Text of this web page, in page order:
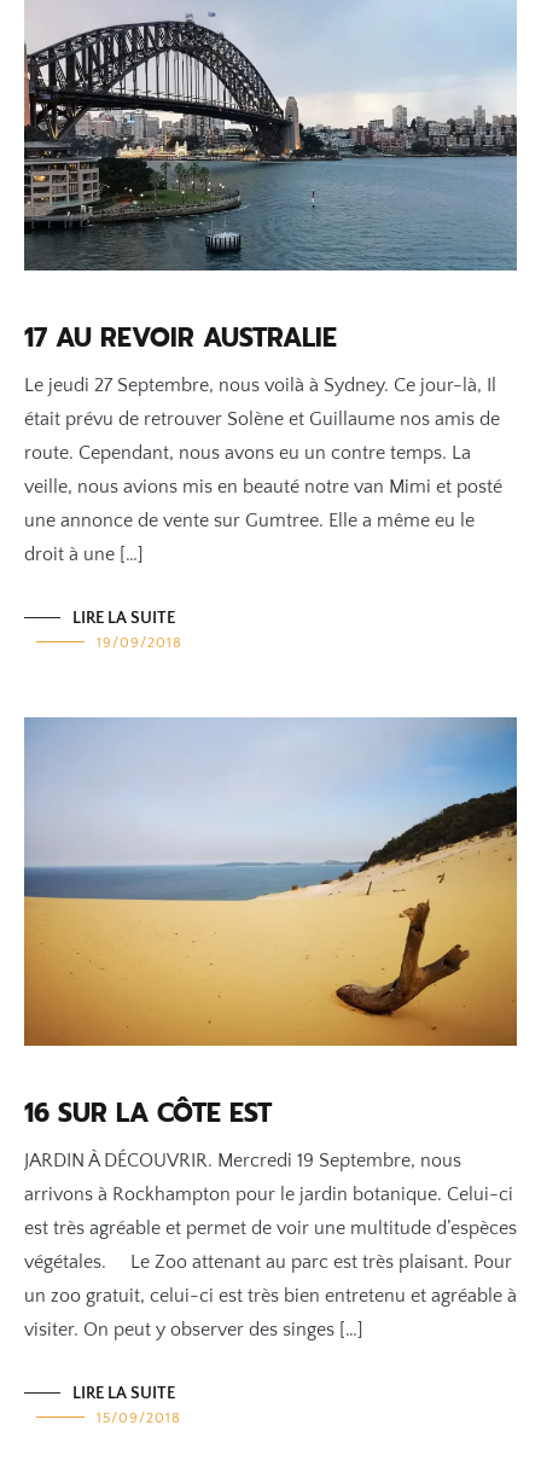
17 AU REVOIR AUSTRALIE
Le jeudi 27 Septembre, nous voilà à Sydney. Ce jour-là, Il
était prévu de retrouver Solène et Guillaume nos amis de
route. Cependant, nous avons eu un contre temps. La
veille, nous avions mis en beauté notre van Mimi et posté
une annonce de vente sur Gumtree. Elle a même eu le
droit à une […]
LIRE LA SUITE
19/09/2018
16 SUR LA CÔTE EST
JARDIN À DÉCOUVRIR. Mercredi 19 Septembre, nous
arrivons à Rockhampton pour le jardin botanique. Celui-ci
est très agréable et permet de voir une multitude d’espèces
végétales. Le Zoo attenant au parc est très plaisant. Pour
un zoo gratuit, celui-ci est très bien entretenu et agréable à
visiter. On peut y observer des singes […]
LIRE LA SUITE
15/09/2018